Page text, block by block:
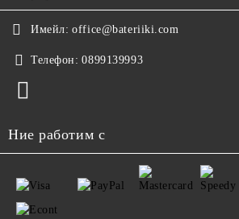
Имейл: office@bateriiki.com
Телефон: 0899139993
Ние работим с